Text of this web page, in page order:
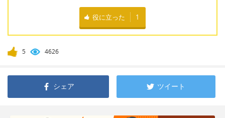
役に立った 1
5 4626
シェア ツイート